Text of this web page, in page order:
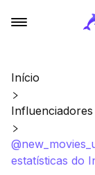
Início
estatísticas do